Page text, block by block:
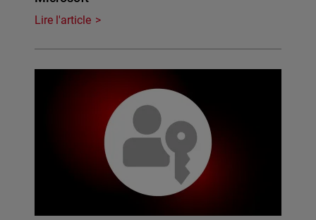
Lire l'article